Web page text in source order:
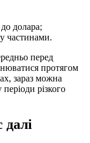
долара;
частинами.
перед
протягом
зараз можна
різкого